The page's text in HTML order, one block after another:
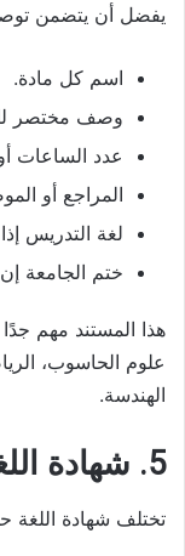
يفضل أن يتضمن
اسم كل مادة.
وصف مختصر
عدد الساعات
المراجع أو
لغة التدريس
ختم الجامعة
هذا المستند مهم
علوم الحاسوب،
الهندسة.
5. شهادة اللغة
تختلف شهادة اللغة